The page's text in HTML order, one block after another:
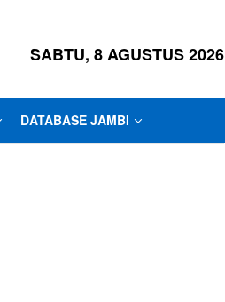
SABTU, 8 AGUSTUS 2026
DATABASE JAMBI